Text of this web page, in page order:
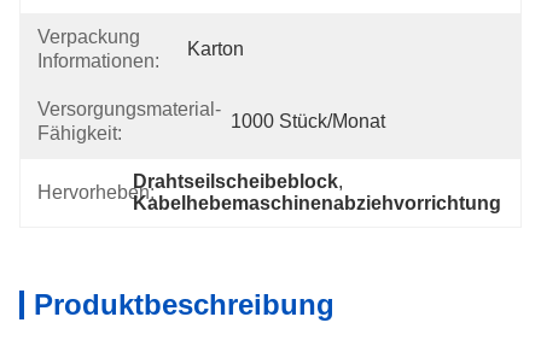
Verpackung
Informationen:
Karton
Versorgungsmaterial-
Fähigkeit:
1000 Stück/Monat
Hervorheben:
Drahtseilscheibeblock,
Kabelhebemaschinenabziehvorrichtung
Produktbeschreibung